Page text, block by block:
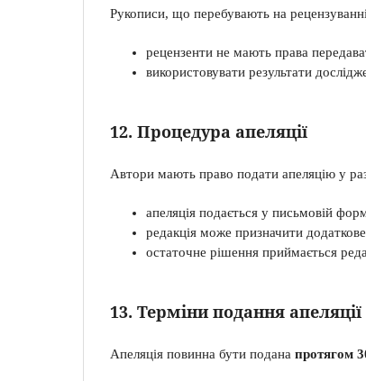
Рукописи, що перебувають на
рецензенти не мають права
використовувати результати
12. Процедура апеляції
Автори мають право подати апеляцію у
апеляція подається у письмовій
редакція може призначити
остаточне рішення приймається
13. Терміни подання апеляції
Апеляція повинна бути подана протягом